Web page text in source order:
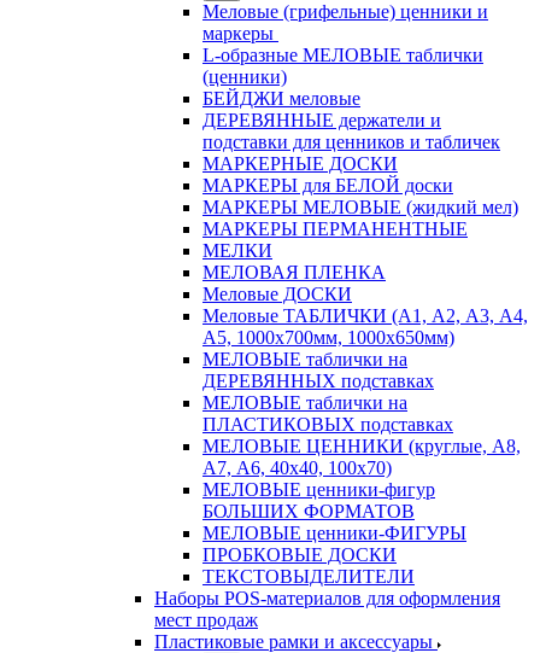
Меловые (грифельные) ценники и
маркеры
L-образные МЕЛОВЫЕ таблички
(ценники)
БЕЙДЖИ меловые
ДЕРЕВЯННЫЕ держатели и
подставки для ценников и табличек
МАРКЕРНЫЕ ДОСКИ
МАРКЕРЫ для БЕЛОЙ доски
МАРКЕРЫ МЕЛОВЫЕ (жидкий мел)
МАРКЕРЫ ПЕРМАНЕНТНЫЕ
МЕЛКИ
МЕЛОВАЯ ПЛЕНКА
Меловые ДОСКИ
Меловые ТАБЛИЧКИ (А1, А2, А3, А4,
А5, 1000х700мм, 1000х650мм)
МЕЛОВЫЕ таблички на
ДЕРЕВЯННЫХ подставках
МЕЛОВЫЕ таблички на
ПЛАСТИКОВЫХ подставках
МЕЛОВЫЕ ЦЕННИКИ (круглые, А8,
А7, А6, 40х40, 100х70)
МЕЛОВЫЕ ценники-фигур
БОЛЬШИХ ФОРМАТОВ
МЕЛОВЫЕ ценники-ФИГУРЫ
ПРОБКОВЫЕ ДОСКИ
ТЕКСТОВЫДЕЛИТЕЛИ
Наборы POS-материалов для оформления
мест продаж
Пластиковые рамки и аксессуары